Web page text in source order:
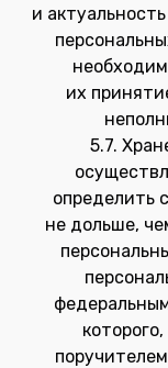
и
их
5.7.
определить
не дольше,